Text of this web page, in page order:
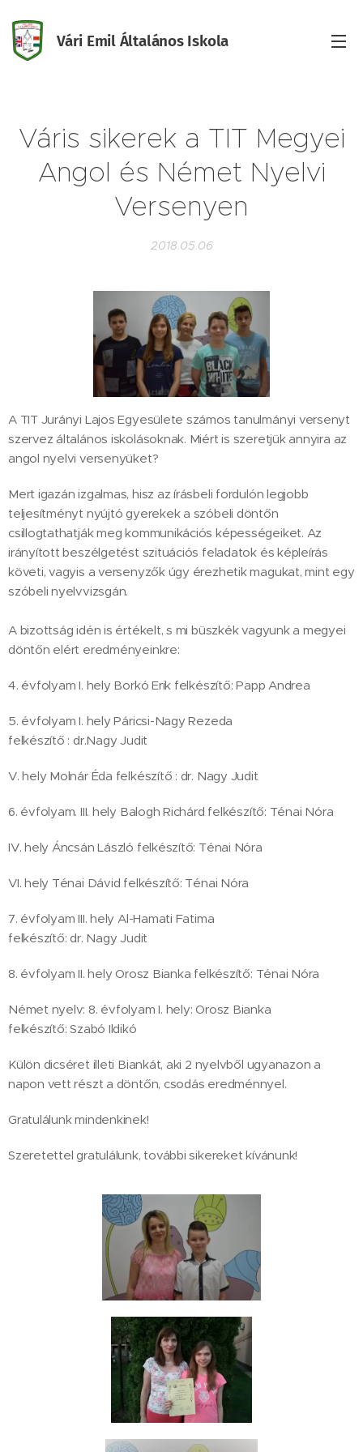
Vári Emil Általános Iskola
Váris sikerek a TIT Megyei
Angol és Német Nyelvi
Versenyen
2018.05.06
A TIT Jurányi Lajos Egyesülete számos tanulmányi versenyt
szervez általános iskolásoknak. Miért is szeretjük annyira az
angol nyelvi versenyüket?
Mert igazán izgalmas, hisz az írásbeli fordulón legjobb
teljesítményt nyújtó gyerekek a szóbeli döntőn
csillogtathatják meg kommunikációs képességeiket. Az
irányított beszélgetést szituációs feladatok és képleírás
követi, vagyis a versenyzők úgy érezhetik magukat, mint egy
szóbeli nyelvvizsgán.
A bizottság idén is értékelt, s mi büszkék vagyunk a megyei
döntőn elért eredményeinkre:
4. évfolyam I. hely Borkó Erik felkészítő: Papp Andrea
5. évfolyam I. hely Páricsi-Nagy Rezeda
felkészítő : dr.Nagy Judit
V. hely Molnár Éda felkészítő : dr. Nagy Judit
6. évfolyam. III. hely Balogh Richárd felkészítő: Ténai Nóra
IV. hely Áncsán László felkészítő: Ténai Nóra
VI. hely Ténai Dávid felkészítő: Ténai Nóra
7. évfolyam III. hely Al-Hamati Fatima
felkészítő: dr. Nagy Judit
8. évfolyam II. hely Orosz Bianka felkészítő: Ténai Nóra
Német nyelv: 8. évfolyam I. hely: Orosz Bianka
felkészítő: Szabó Ildikó
Külön dicséret illeti Biankát, aki 2 nyelvből ugyanazon a
napon vett részt a döntőn, csodás eredménnyel.
Gratulálunk mindenkinek!
Szeretettel gratulálunk, további sikereket kívánunk!